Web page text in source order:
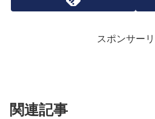
スポンサー
関連記事